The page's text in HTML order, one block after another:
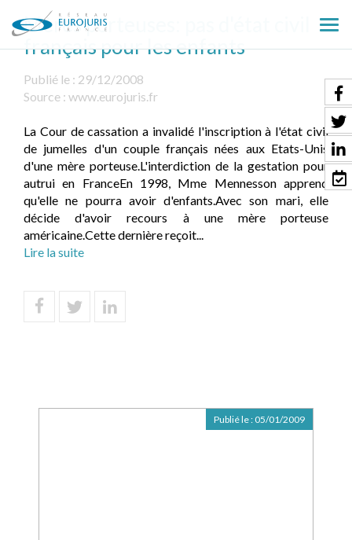
le
Mères porteuses: pas d'état civil
français pour les enfants
Publié le : 29/12/2008
Source : www.eurojuris.fr
La Cour de cassation a invalidé l'inscription à l'état civil
de jumelles d'un couple français nées aux Etats-Unis
d'une mère porteuse.L'interdiction de la gestation pour
autrui en FranceEn 1998, Mme Mennesson apprend
qu'elle ne pourra avoir d'enfants.Avec son mari, elle
décide d'avoir recours à une mère porteuse
américaine.Cette dernière reçoit...
Lire la suite
Publié le : 05/01/2009